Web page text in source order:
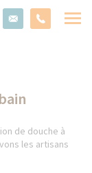
de douche à
les artisans